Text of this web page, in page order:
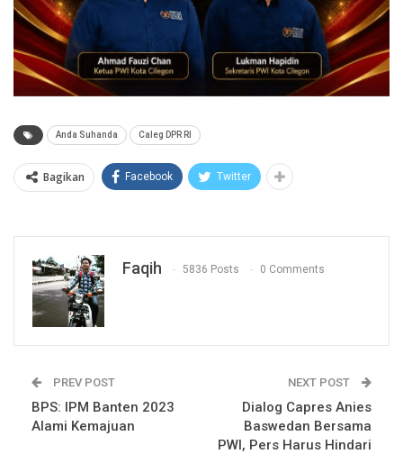
Anda Suhanda Caleg DPR RI
Bagikan Facebook Twitter
Faqih 5836 Posts 0 Comments
PREV POST
BPS: IPM Banten 2023
Alami Kemajuan
NEXT POST
Dialog Capres Anies
Baswedan Bersama
PWI, Pers Harus Hindari